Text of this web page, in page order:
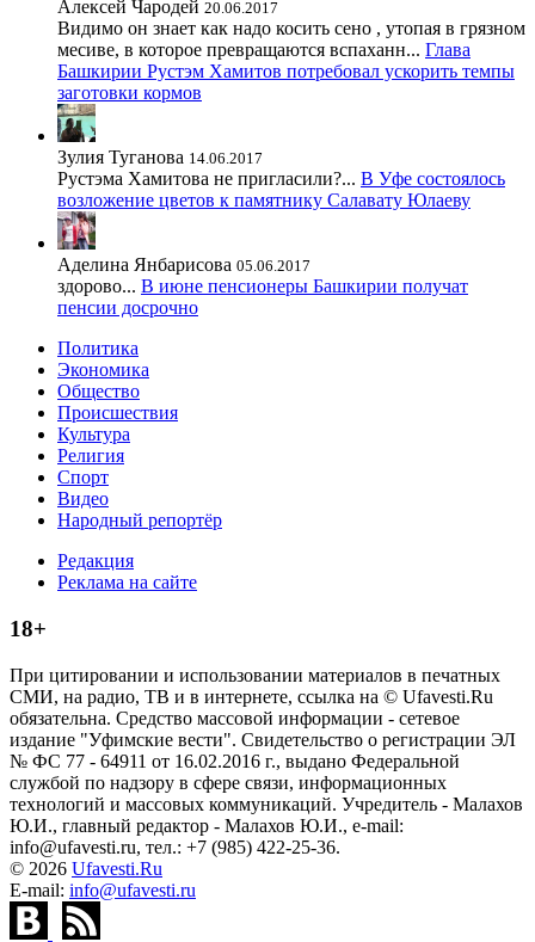
Алексей Чародей 20.06.2017
Видимо он знает как надо косить сено , утопая в грязном
месиве, в которое превращаются вспаханн... Глава
Башкирии Рустэм Хамитов потребовал ускорить темпы
заготовки кормов
Зулия Туганова 14.06.2017
Рустэма Хамитова не пригласили?... В Уфе состоялось
возложение цветов к памятнику Салавату Юлаеву
Аделина Янбарисова 05.06.2017
здорово... В июне пенсионеры Башкирии получат
пенсии досрочно
Политика
Экономика
Общество
Происшествия
Культура
Религия
Спорт
Видео
Народный репортёр
Редакция
Реклама на сайте
18+
При цитировании и использовании материалов в печатных
СМИ, на радио, ТВ и в интернете, ссылка на © Ufavesti.Ru
обязательна. Средство массовой информации - сетевое
издание "Уфимские вести". Свидетельство о регистрации ЭЛ
№ ФС 77 - 64911 от 16.02.2016 г., выдано Федеральной
службой по надзору в сфере связи, информационных
технологий и массовых коммуникаций. Учредитель - Малахов
Ю.И., главный редактор - Малахов Ю.И., e-mail:
info@ufavesti.ru, тел.: +7 (985) 422-25-36.
© 2026 Ufavesti.Ru
E-mail: info@ufavesti.ru